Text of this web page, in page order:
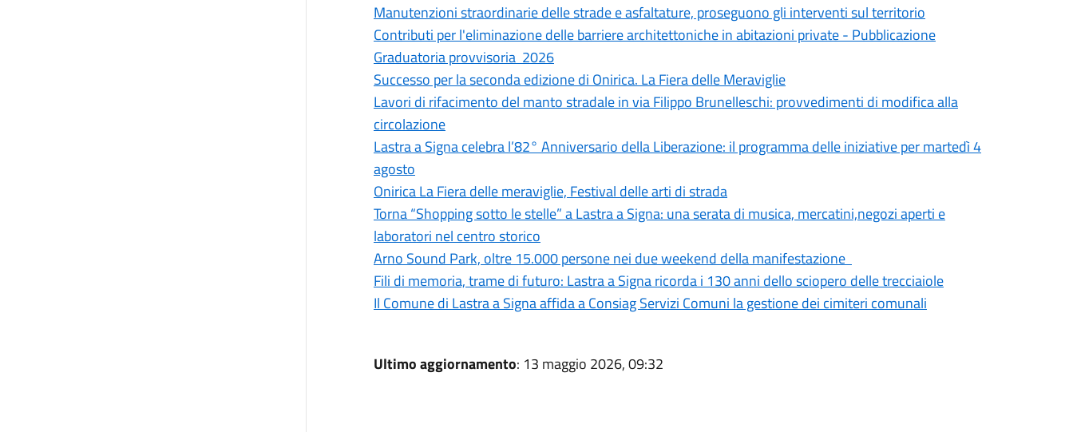
Manutenzioni straordinarie delle strade e asfaltature, proseguono gli interventi sul territorio
Contributi per l'eliminazione delle barriere architettoniche in abitazioni private - Pubblicazione
Graduatoria provvisoria 2026
Successo per la seconda edizione di Onirica. La Fiera delle Meraviglie
Lavori di rifacimento del manto stradale in via Filippo Brunelleschi: provvedimenti di modifica alla
circolazione
Lastra a Signa celebra l’82° Anniversario della Liberazione: il programma delle iniziative per martedì 4
agosto
Onirica La Fiera delle meraviglie, Festival delle arti di strada
Torna “Shopping sotto le stelle” a Lastra a Signa: una serata di musica, mercatini,negozi aperti e
laboratori nel centro storico
Arno Sound Park, oltre 15.000 persone nei due weekend della manifestazione
Fili di memoria, trame di futuro: Lastra a Signa ricorda i 130 anni dello sciopero delle trecciaiole
Il Comune di Lastra a Signa affida a Consiag Servizi Comuni la gestione dei cimiteri comunali
Ultimo aggiornamento: 13 maggio 2026, 09:32